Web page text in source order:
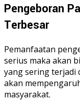
Pengeboran
Terbesar
Pemanfaatan
serius maka akan
yang sering terjadi
akan
masyarakat.